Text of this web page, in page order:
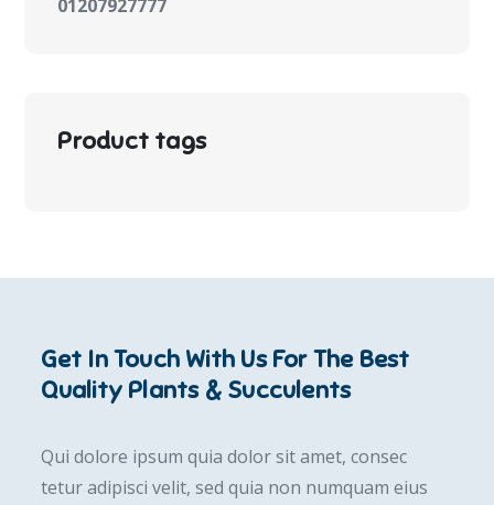
01207927777
Product tags
Get In Touch With Us For The Best
Quality Plants & Succulents
Qui dolore ipsum quia dolor sit amet, consec
tetur adipisci velit, sed quia non numquam eius